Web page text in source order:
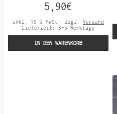
5,90€
inkl. 19 % MwSt. zzgl. Versand
Lieferzeit: 3-5 Werktage
IN DEN WARENKORB